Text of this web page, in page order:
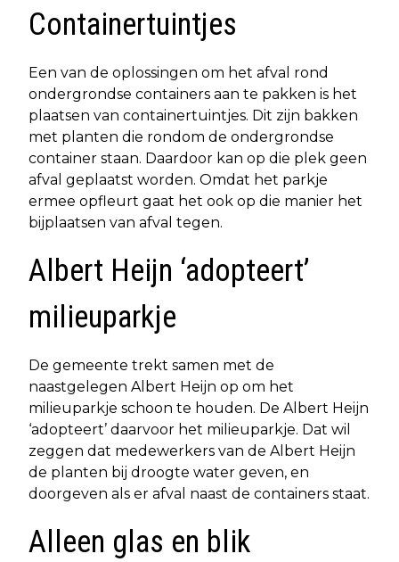
Containertuintjes
Een van de oplossingen om het afval rond
ondergrondse containers aan te pakken is het
plaatsen van containertuintjes. Dit zijn bakken
met planten die rondom de ondergrondse
container staan. Daardoor kan op die plek geen
afval geplaatst worden. Omdat het parkje
ermee opfleurt gaat het ook op die manier het
bijplaatsen van afval tegen.
Albert Heijn ‘adopteert’
milieuparkje
De gemeente trekt samen met de
naastgelegen Albert Heijn op om het
milieuparkje schoon te houden. De Albert Heijn
‘adopteert’ daarvoor het milieuparkje. Dat wil
zeggen dat medewerkers van de Albert Heijn
de planten bij droogte water geven, en
doorgeven als er afval naast de containers staat.
Alleen glas en blik